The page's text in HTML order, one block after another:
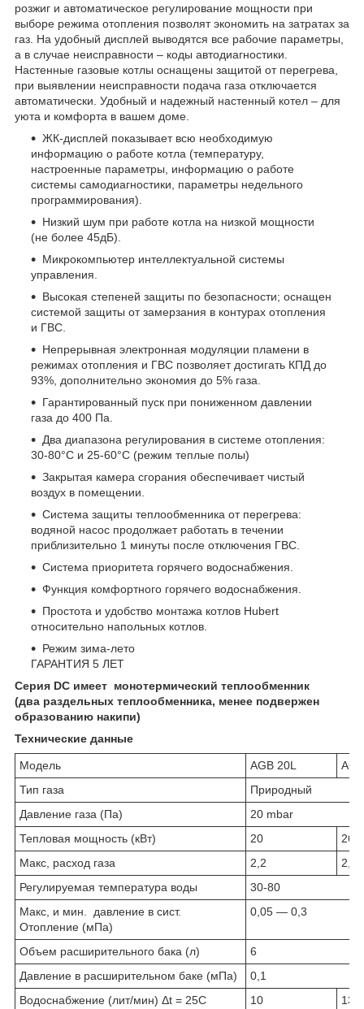
розжиг и автоматическое регулирование мощности при
выборе режима отопления позволят экономить на затратах за
газ. На удобный дисплей выводятся все рабочие параметры,
а в случае неисправности – коды автодиагностики.
Настенные газовые котлы оснащены защитой от перегрева,
при выявлении неисправности подача газа отключается
автоматически. Удобный и надежный настенный котел – для
уюта и комфорта в вашем доме.
ЖК-дисплей показывает всю необходимую
информацию о работе котла (температуру,
настроенные параметры, информацию о работе
системы самодиагностики, параметры недельного
программирования).
Низкий шум при работе котла на низкой мощности
(не более 45дБ).
Микрокомпьютер интеллектуальной системы
управления.
Высокая степеней защиты по безопасности; оснащен
системой защиты от замерзания в контурах отопления
и ГВС.
Непрерывная электронная модуляции пламени в
режимах отопления и ГВС позволяет достигать КПД до
93%, дополнительно экономия до 5% газа.
Гарантированный пуск при пониженном давлении
газа до 400 Па.
Два диапазона регулирования в системе отопления:
30-80°C и 25-60°С (режим теплые полы)
Закрытая камера сгорания обеспечивает чистый
воздух в помещении.
Система защиты теплообменника от перегрева:
водяной насос продолжает работать в течении
приблизительно 1 минуты после отключения ГВС.
Система приоритета горячего водоснабжения.
Функция комфортного горячего водоснабжения.
Простота и удобство монтажа котлов Hubert
относительно напольных котлов.
Режим зима-лето
ГАРАНТИЯ 5 ЛЕТ
Серия DC имеет монотермический теплообменник
(два раздельных теплообменника, менее подвержен
образованию накипи)
Технические данные
Модель AGB 20L
Тип газа
Природный
Давление газа (Па)
20 mbar
Тепловая мощность (кВт)
20
26
Макс, расход газа
2,2
2,8
Регулируемая температура воды
30-80
Макс, и мин. давление в сист.
Отопление (мПа)
0,05 — 0,3
Объем расширительного бака (л)
6
Давление в расширительном баке (мПа)
0,1
Водоснабжение (лит/мин) Δt = 25С
10 13,6